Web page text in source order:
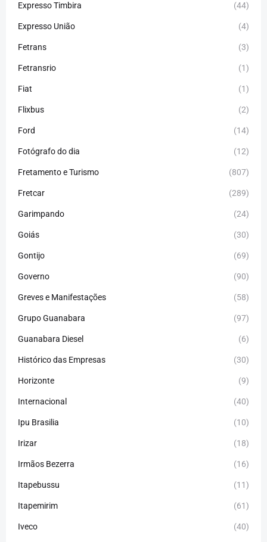
Expresso Timbira (44)
Expresso União (4)
Fetrans (3)
Fetransrio (1)
Fiat (1)
Flixbus (2)
Ford (14)
Fotógrafo do dia (12)
Fretamento e Turismo (807)
Fretcar (289)
Garimpando (24)
Goiás (30)
Gontijo (69)
Governo (90)
Greves e Manifestações (58)
Grupo Guanabara (97)
Guanabara Diesel (6)
Histórico das Empresas (30)
Horizonte (9)
Internacional (40)
Ipu Brasilia (10)
Irizar (18)
Irmãos Bezerra (16)
Itapebussu (11)
Itapemirim (61)
Iveco (40)